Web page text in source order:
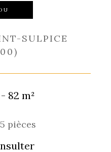
SULPICE
82 m²
pièces